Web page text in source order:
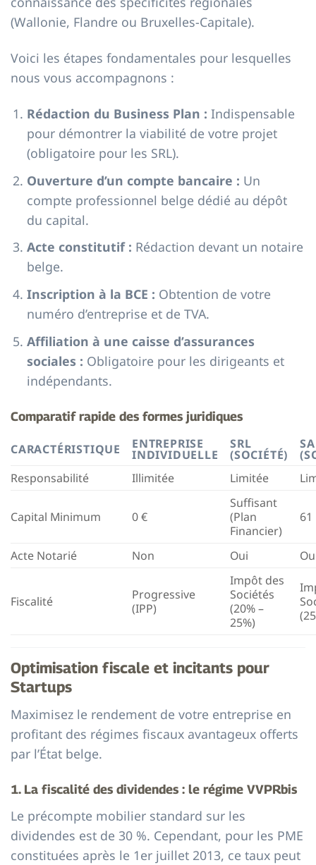
(Wallonie, Flandre ou Bruxelles-Capitale).
Voici les étapes fondamentales pour lesquelles
nous vous accompagnons :
Rédaction du Business Plan : Indispensable
pour démontrer la viabilité de votre projet
(obligatoire pour les SRL).
Ouverture d’un compte bancaire : Un
compte professionnel belge dédié au dépôt
du capital.
Acte constitutif : Rédaction devant un notaire
belge.
Inscription à la BCE : Obtention de votre
numéro d’entreprise et de TVA.
Affiliation à une caisse d’assurances
sociales : Obligatoire pour les dirigeants et
indépendants.
Comparatif rapide des formes juridiques
CARACTÉRISTIQUE ENTREPRISE
INDIVIDUELLE
SRL
(SOCIÉTÉ)
SA
Responsabilité
Illimitée Limitée
Capital Minimum 0 €
Suffisant
(Plan
Financier)
61
Acte Notarié Non Oui
Fiscalité
Progressive
(IPP)
Impôt des
Sociétés
(20% –
25%)
Optimisation fiscale et incitants pour
Startups
Maximisez le rendement de votre entreprise en
profitant des régimes fiscaux avantageux offerts
par l’État belge.
1. La fiscalité des dividendes : le régime VVPRbis
Le précompte mobilier standard sur les
dividendes est de 30 %. Cependant, pour les PME
constituées après le 1er juillet 2013, ce taux peut